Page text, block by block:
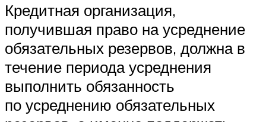
Кредитная организация,
получившая право на усреднение
обязательных резервов, должна в
течение периода усреднения
выполнить обязанность
по усреднению обязательных